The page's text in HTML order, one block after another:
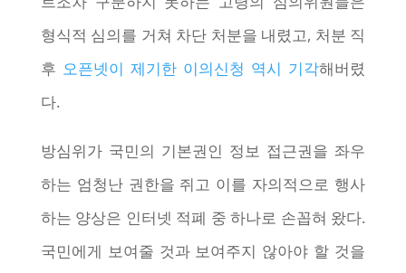
형식적 심의를 거쳐 차단 처분을 내렸고, 처분 직
후 오픈넷이 제기한 이의신청 역시 기각해버렸
다.
방심위가 국민의 기본권인 정보 접근권을 좌우
하는 엄청난 권한을 쥐고 이를 자의적으로 행사
하는 양상은 인터넷 적폐 중 하나로 손꼽혀 왔다.
국민에게 보여줄 것과 보여주지 않아야 할 것을